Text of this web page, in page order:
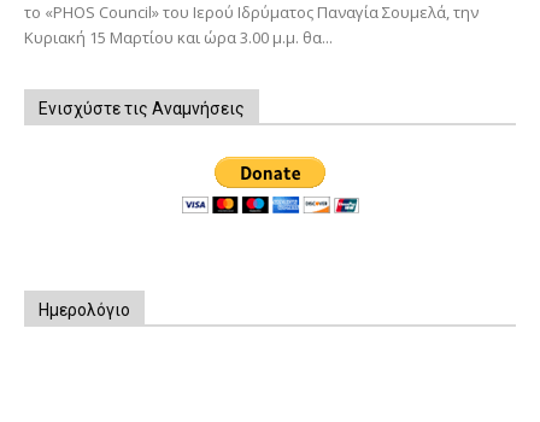
το «PHOS Council» του Ιερού Ιδρύματος Παναγία Σουμελά, την
Κυριακή 15 Μαρτίου και ώρα 3.00 μ.μ. θα...
Ενισχύστε τις Αναμνήσεις
Ημερολόγιο